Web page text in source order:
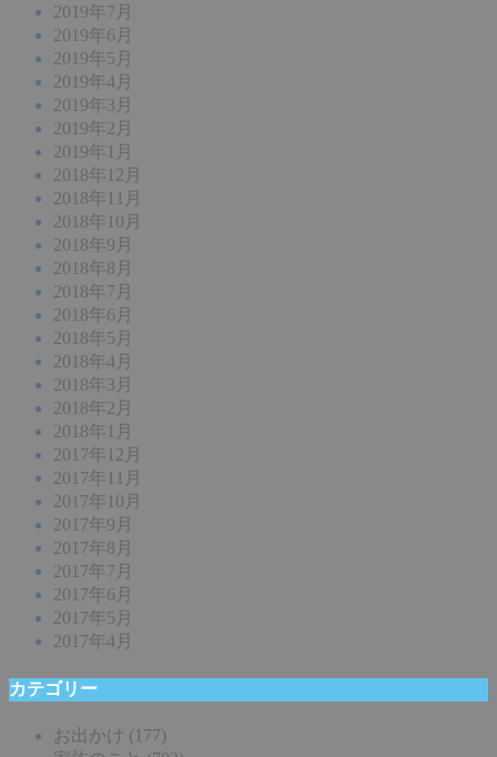
2019年7月
2019年6月
2019年5月
2019年4月
2019年3月
2019年2月
2019年1月
2018年12月
2018年11月
2018年10月
2018年9月
2018年8月
2018年7月
2018年6月
2018年5月
2018年4月
2018年3月
2018年2月
2018年1月
2017年12月
2017年11月
2017年10月
2017年9月
2017年8月
2017年7月
2017年6月
2017年5月
2017年4月
カテゴリー
お出かけ (177)